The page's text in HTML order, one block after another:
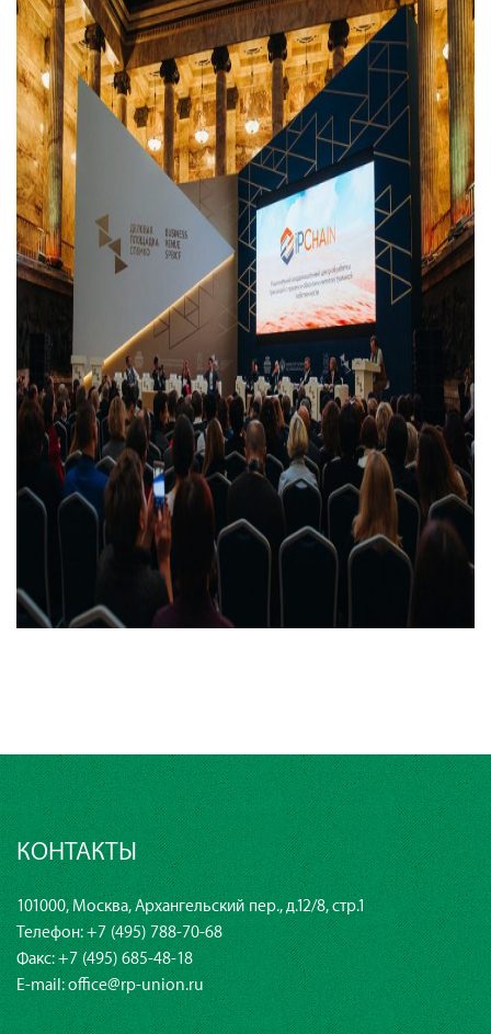
КОНТАКТЫ
101000, Москва, Архангельский пер., д.12/8, стр.1
Телефон:+7 (495) 788-70-68
Факс: +7 (495) 685-48-18
E-mail:office@rp-union.ru